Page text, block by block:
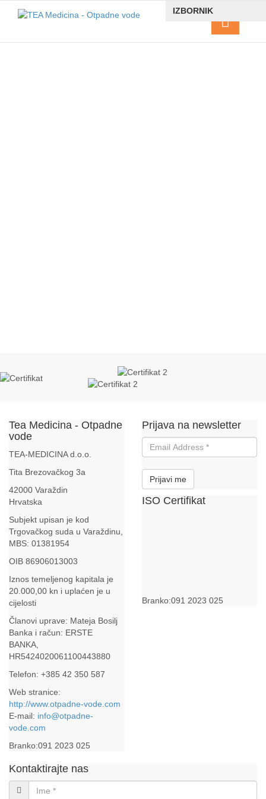
Tea Medicina - Otpadne
vode
TEA-MEDICINA d.o.o.
Tita Brezovačkog 3a
42000 Varaždin
Hrvatska
Subjekt upisan je kod
Trgovačkog suda u Varaždinu,
MBS: 01381954
OIB 86906013003
Iznos temeljenog kapitala je
20.000,00 kn i uplaćen je u
cijelosti
Članovi uprave: Mateja Bosilj
Banka i račun: ERSTE
BANKA,
HR5424020061100443880
Telefon: +385 42 350 587
Web stranice:
http://www.otpadne-vode.com
E-mail: info@otpadne-
vode.com
Prijava na newsletter
ISO Certifikat
Kontaktirajte nas